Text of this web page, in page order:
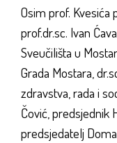
Osim prof. Kvesića
prof.dr.sc. Ivan
Sveučilišta u
Grada Mostara,
zdravstva, rada i
Čović, predsjednik
predsjedatelj